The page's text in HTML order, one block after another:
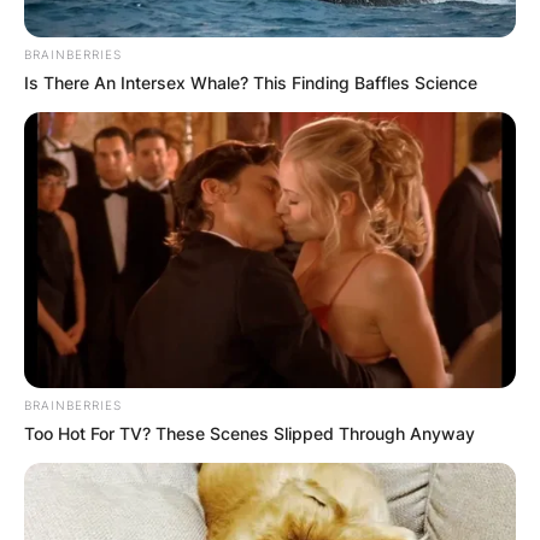
Македонско
макало –
прогласено за
најдобар сос во
светот
Макало е традиционално македонско
BRAINBERRIES
Is There An Intersex Whale? This Finding Baffles Science
BRAINBERRIES
Too Hot For TV? These Scenes Slipped Through Anyway